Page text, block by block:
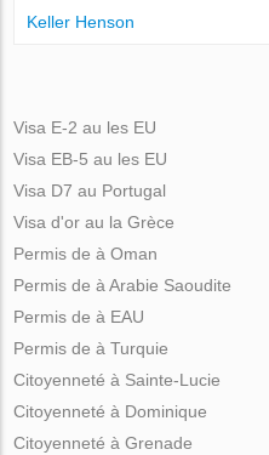
Keller Henson
Visa E-2 au les EU
Visa EB-5 au les EU
Visa D7 au Portugal
Visa d'or au la Grèce
Permis de à Oman
Permis de à Arabie Saoudite
Permis de à EAU
Permis de à Turquie
Citoyenneté à Sainte-Lucie
Citoyenneté à Dominique
Citoyenneté à Grenade